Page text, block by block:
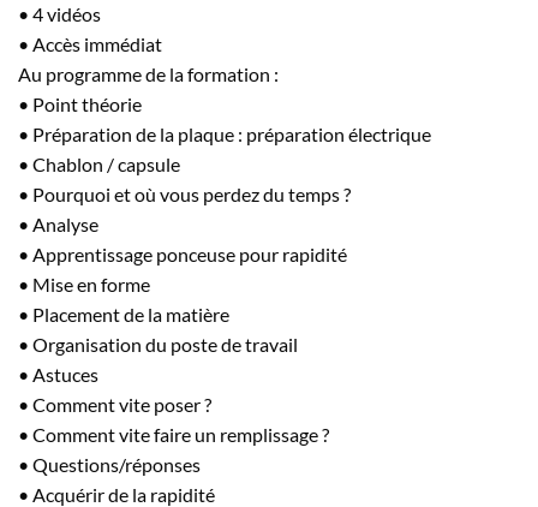
• 4 vidéos
• Accès immédiat
Au programme de la formation :
• Point théorie
• Préparation de la plaque : préparation électrique
• Chablon / capsule
• Pourquoi et où vous perdez du temps ?
• Analyse
• Apprentissage ponceuse pour rapidité
• Mise en forme
• Placement de la matière
• Organisation du poste de travail
• Astuces
• Comment vite poser ?
• Comment vite faire un remplissage ?
• Questions/réponses
• Acquérir de la rapidité